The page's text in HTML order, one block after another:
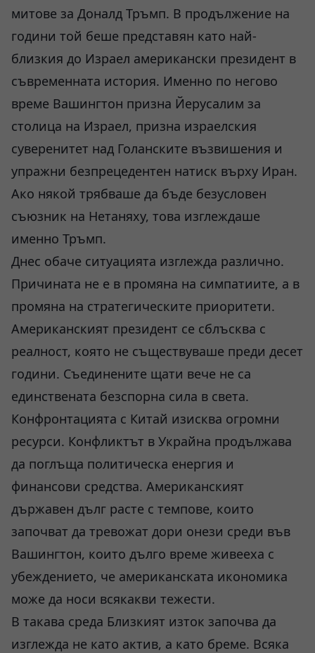
митове за Доналд Тръмп. В продължение на
години той беше представян като най-
близкия до Израел американски президент в
съвременната история. Именно по негово
време Вашингтон призна Йерусалим за
столица на Израел, призна израелския
суверенитет над Голанските възвишения и
упражни безпрецедентен натиск върху Иран.
Ако някой трябваше да бъде безусловен
съюзник на Нетаняху, това изглеждаше
именно Тръмп.
Днес обаче ситуацията изглежда различно.
Причината не е в промяна на симпатиите, а в
промяна на стратегическите приоритети.
Американският президент се сблъсква с
реалност, която не съществуваше преди десет
години. Съединените щати вече не са
единствената безспорна сила в света.
Конфронтацията с Китай изисква огромни
ресурси. Конфликтът в Украйна продължава
да поглъща политическа енергия и
финансови средства. Американският
държавен дълг расте с темпове, които
започват да тревожат дори онези среди във
Вашингтон, които дълго време живееха с
убеждението, че американската икономика
може да носи всякакви тежести.
В такава среда Близкият изток започва да
изглежда не като актив, а като бреме. Всяка